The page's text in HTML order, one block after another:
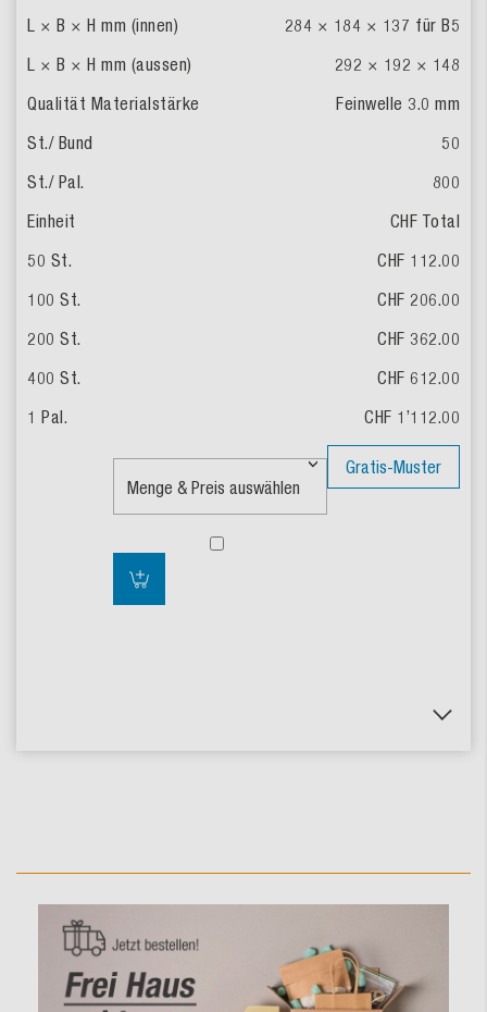
284 × 184 × 137 für B5
292 × 192 × 148
Feinwelle 3.0 mm
50
800
CHF Total
CHF 112.00
CHF 206.00
CHF 362.00
CHF 612.00
CHF 1’112.00
Gratis-Muster